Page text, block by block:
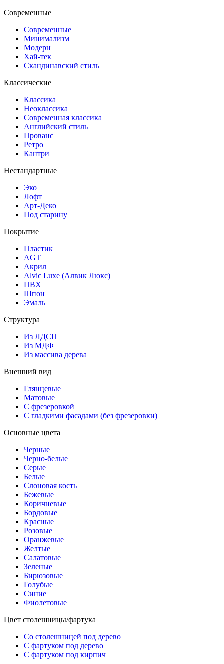
Современные
Современные
Минимализм
Модерн
Хай-тек
Скандинавский стиль
Классические
Классика
Неоклассика
Современная классика
Английский стиль
Прованс
Ретро
Кантри
Нестандартные
Эко
Лофт
Арт-Деко
Под старину
Покрытие
Пластик
AGT
Акрил
Alvic Luxe (Алвик Люкс)
ПВХ
Шпон
Эмаль
Структура
Из ЛДСП
Из МДФ
Из массива дерева
Внешний вид
Глянцевые
Матовые
С фрезеровкой
С гладкими фасадами (без фрезеровки)
Основные цвета
Черные
Черно-белые
Серые
Белые
Слоновая кость
Бежевые
Коричневые
Бордовые
Красные
Розовые
Оранжевые
Желтые
Салатовые
Зеленые
Бирюзовые
Голубые
Синие
Фиолетовые
Цвет столешницы/фартука
Со столешницей под дерево
С фартуком под дерево
С фартуком под кирпич